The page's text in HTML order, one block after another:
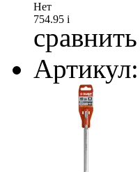
Нет
754.95 i
сравнить